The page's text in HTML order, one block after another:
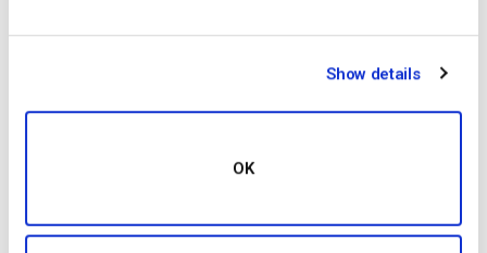
Show details
OK
Il blog degli esperti di video
Le 15 migliori alternative a Livestream: